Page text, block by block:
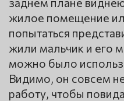
жилое помещение
попытаться
жили мальчик и его
можно было
Видимо, он совсем
работу, чтобы